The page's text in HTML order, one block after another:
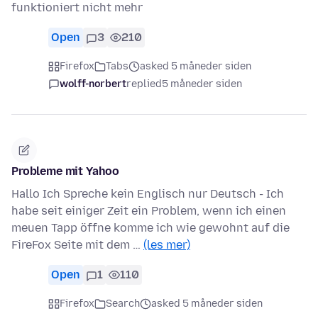
funktioniert nicht mehr
Open 3 210
Firefox Tabs
asked 5 måneder siden
wolff-norbertreplied5 måneder siden
Probleme mit Yahoo
Hallo Ich Spreche kein Englisch nur Deutsch - Ich
habe seit einiger Zeit ein Problem, wenn ich einen
meuen Tapp öffne komme ich wie gewohnt auf die
FireFox Seite mit dem … (les mer)
Open 1 110
Firefox Search
asked 5 måneder siden